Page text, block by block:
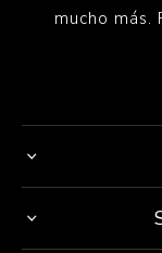
mucho más.